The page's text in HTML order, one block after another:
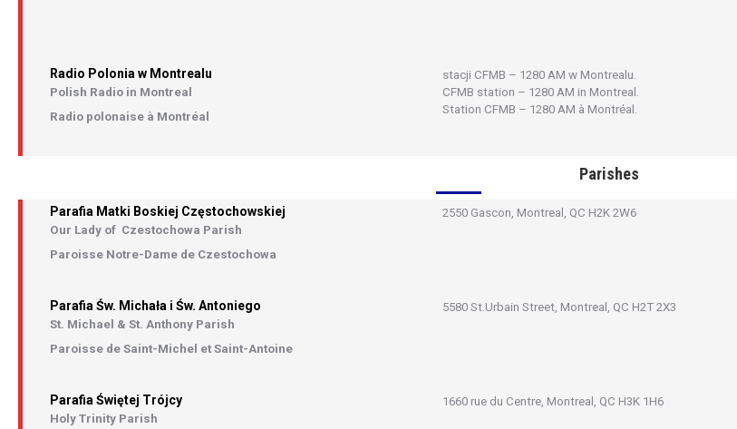
Radio Polonia w Montrealu
Polish Radio in Montreal
Radio polonaise à Montréal
stacji CFMB – 1280 AM w Montrealu.
CFMB station – 1280 AM in Montreal.
Station CFMB – 1280 AM à Montréal.
Parishes
Parafia Matki Boskiej Częstochowskiej
Our Lady of Czestochowa Parish
Paroisse Notre-Dame de Czestochowa
2550 Gascon, Montreal, QC H2K 2W6
Parafia Św. Michała i Św. Antoniego
St. Michael & St. Anthony Parish
Paroisse de Saint-Michel et Saint-Antoine
5580 St.Urbain Street, Montreal, QC H2T 2X3
Parafia Świętej Trójcy
Holy Trinity Parish
1660 rue du Centre, Montreal, QC H3K 1H6